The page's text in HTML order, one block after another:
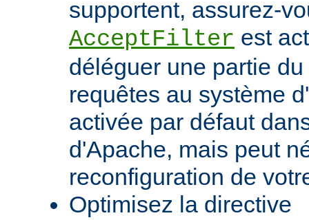
supportent, assurez-
AcceptFilter est
déléguer une partie
requêtes au système
activée par défaut
d'Apache, mais peut
reconfiguration de
Optimisez la directive